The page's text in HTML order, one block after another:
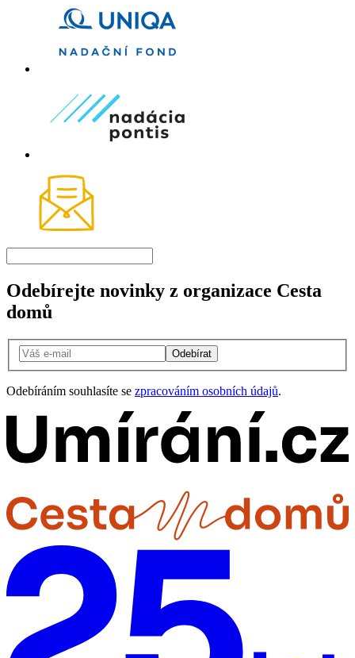
Odebírejte novinky z organizace Cesta
domů
Odebírat
Odebíráním souhlasíte se zpracováním osobních údajů.